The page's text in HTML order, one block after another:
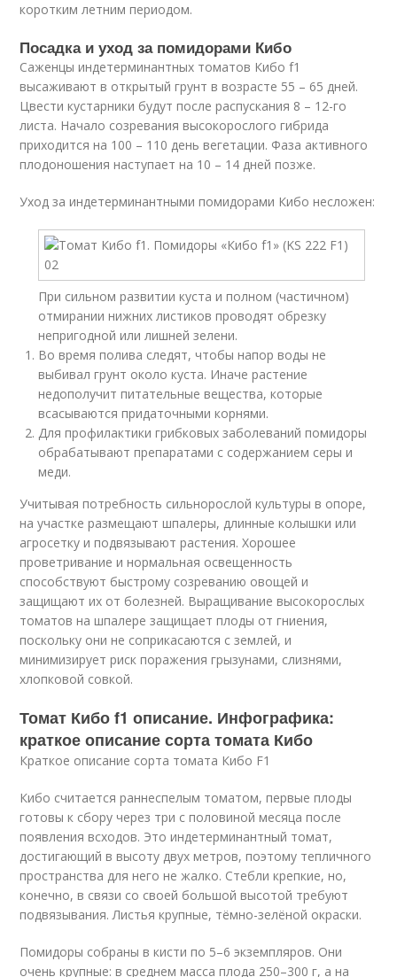
коротким летним периодом.
Посадка и уход за помидорами Кибо
Саженцы индетерминантных томатов Кибо f1
высаживают в открытый грунт в возрасте 55 – 65 дней.
Цвести кустарники будут после распускания 8 – 12-го
листа. Начало созревания высокорослого гибрида
приходится на 100 – 110 день вегетации. Фаза активного
плодоношения наступает на 10 – 14 дней позже.
Уход за индетерминантными помидорами Кибо несложен:
При сильном развитии куста и полном (частичном)
отмирании нижних листиков проводят обрезку
непригодной или лишней зелени.
Во время полива следят, чтобы напор воды не
выбивал грунт около куста. Иначе растение
недополучит питательные вещества, которые
всасываются придаточными корнями.
Для профилактики грибковых заболеваний помидоры
обрабатывают препаратами с содержанием серы и
меди.
Учитывая потребность сильнорослой культуры в опоре,
на участке размещают шпалеры, длинные колышки или
агросетку и подвязывают растения. Хорошее
проветривание и нормальная освещенность
способствуют быстрому созреванию овощей и
защищают их от болезней. Выращивание высокорослых
томатов на шпалере защищает плоды от гниения,
поскольку они не соприкасаются с землей, и
минимизирует риск поражения грызунами, слизнями,
хлопковой совкой.
Томат Кибо f1 описание. Инфографика:
краткое описание сорта томата Кибо
Краткое описание сорта томата Кибо F1
Кибо считается раннеспелым томатом, первые плоды
готовы к сбору через три с половиной месяца после
появления всходов. Это индетерминантный томат,
достигающий в высоту двух метров, поэтому тепличного
пространства для него не жалко. Стебли крепкие, но,
конечно, в связи со своей большой высотой требуют
подвязывания. Листья крупные, тёмно-зелёной окраски.
Помидоры собраны в кисти по 5–6 экземпляров. Они
очень крупные: в среднем масса плода 250–300 г, а на